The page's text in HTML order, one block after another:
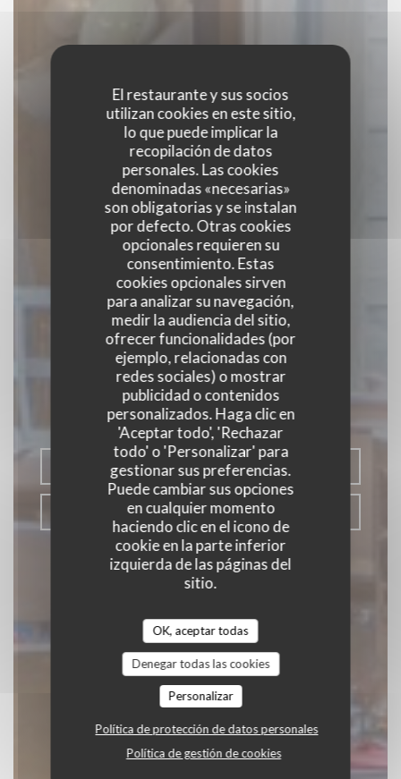
El restaurante y sus socios
utilizan cookies en este sitio,
lo que puede implicar la
recopilación de datos
personales. Las cookies
denominadas «necesarias»
son obligatorias y se instalan
por defecto. Otras cookies
opcionales requieren su
consentimiento. Estas
cookies opcionales sirven
para analizar su navegación,
medir la audiencia del sitio,
ofrecer funcionalidades (por
ejemplo, relacionadas con
redes sociales) o mostrar
publicidad o contenidos
personalizados. Haga clic en
'Aceptar todo', 'Rechazar
todo' o 'Personalizar' para
gestionar sus preferencias.
Puede cambiar sus opciones
en cualquier momento
haciendo clic en el icono de
cookie en la parte inferior
izquierda de las páginas del
sitio.
OK, aceptar todas
Denegar todas las cookies
Personalizar
Política de protección de datos personales
Política de gestión de cookies
La Baguernette by
ISNOR
COCINA REGIONAL|CLAIRMARAIS
RESERVAR UNA MESA
TAKEAWAY